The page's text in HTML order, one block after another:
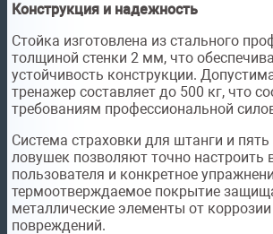
Конструкция и надежность
Стойка изготовлена из стального
толщиной стенки 2 мм, что
устойчивость конструкции.
тренажер составляет до 500 кг, что
требованиям профессиональной
Система страховки для штанги и
ловушек позволяют точно настроить
пользователя и конкретное
термоотверждаемое покрытие
металлические элементы от
повреждений.